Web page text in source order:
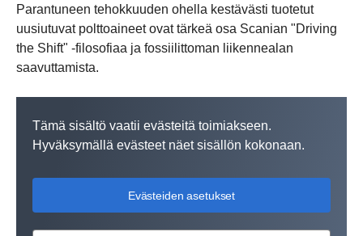
Parantuneen tehokkuuden ohella kestävästi tuotetut
uusiutuvat polttoaineet ovat tärkeä osa Scanian "Driving
the Shift" -filosofiaa ja fossiilittoman liikennealan
saavuttamista.
Tämä sisältö vaatii evästeitä toimiakseen.
Hyväksymällä evästeet näet sisällön kokonaan.
Evästeiden asetukset